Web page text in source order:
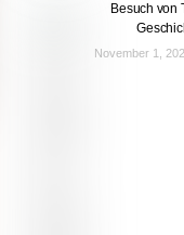
Besuch von
November 1,